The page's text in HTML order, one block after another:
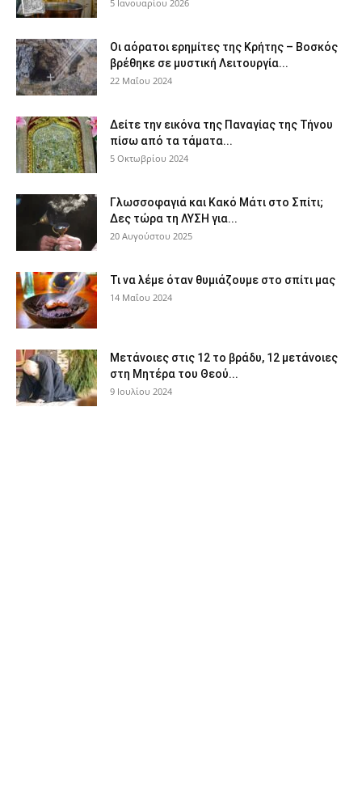
5 Ιανουαρίου 2026
Οι αόρατοι ερημίτες της Κρήτης – Βοσκός
βρέθηκε σε μυστική Λειτουργία...
22 Μαΐου 2024
Δείτε την εικόνα της Παναγίας της Τήνου
πίσω από τα τάματα...
5 Οκτωβρίου 2024
Γλωσσοφαγιά και Κακό Μάτι στο Σπίτι;
Δες τώρα τη ΛΥΣΗ για...
20 Αυγούστου 2025
Τι να λέμε όταν θυμιάζουμε στο σπίτι μας
14 Μαΐου 2024
Μετάνοιες στις 12 το βράδυ, 12 μετάνοιες
στη Μητέρα του Θεού...
9 Ιουλίου 2024